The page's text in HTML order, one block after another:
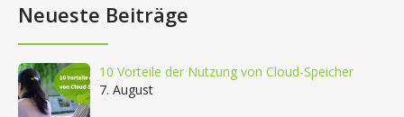
Neueste Beiträge
10 Vorteile der Nutzung von Cloud-Speicher
7. August